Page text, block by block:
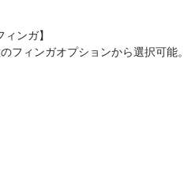
ィンガ】
フィンガオプションから選択可能。